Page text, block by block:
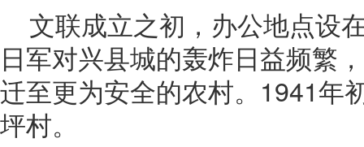
文联成立之初，办公地点设
日军对兴县城的轰炸日益频繁
迁至更为安全的农村。1941年
坪村。